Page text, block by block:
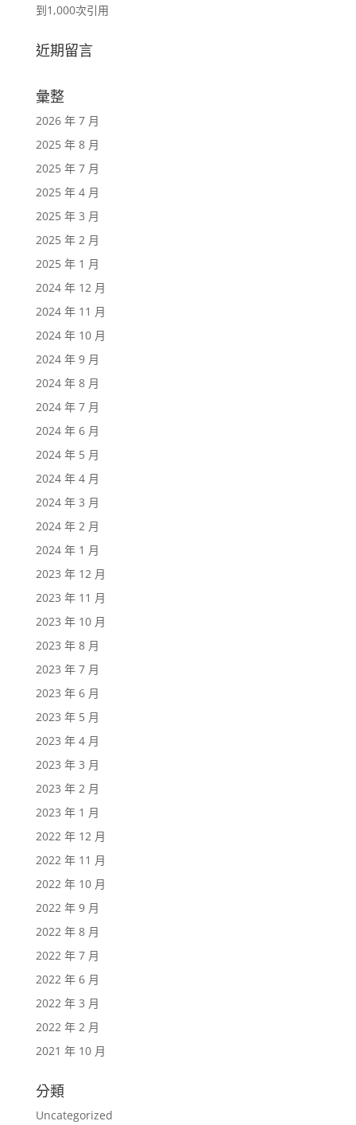
到1,000次引用
近期留言
彙整
2026 年 7 月
2025 年 8 月
2025 年 7 月
2025 年 4 月
2025 年 3 月
2025 年 2 月
2025 年 1 月
2024 年 12 月
2024 年 11 月
2024 年 10 月
2024 年 9 月
2024 年 8 月
2024 年 7 月
2024 年 6 月
2024 年 5 月
2024 年 4 月
2024 年 3 月
2024 年 2 月
2024 年 1 月
2023 年 12 月
2023 年 11 月
2023 年 10 月
2023 年 8 月
2023 年 7 月
2023 年 6 月
2023 年 5 月
2023 年 4 月
2023 年 3 月
2023 年 2 月
2023 年 1 月
2022 年 12 月
2022 年 11 月
2022 年 10 月
2022 年 9 月
2022 年 8 月
2022 年 7 月
2022 年 6 月
2022 年 3 月
2022 年 2 月
2021 年 10 月
分類
Uncategorized